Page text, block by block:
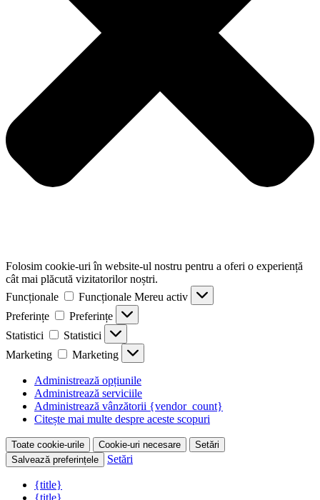
Folosim cookie-uri în website-ul nostru pentru a oferi o experiență
cât mai plăcută vizitatorilor noștri.
Funcționale
Funcționale Mereu activ
Preferințe
Preferințe
Statistici
Statistici
Marketing
Marketing
Administrează opțiunile
Administrează serviciile
Administrează vânzătorii {vendor_count}
Citește mai multe despre aceste scopuri
Toate cookie-urile Cookie-uri necesare
Setări
Salvează preferințele
Setări
{title}
{title}